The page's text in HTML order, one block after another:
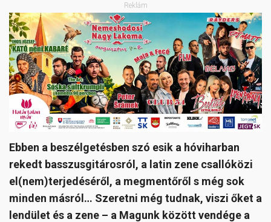
Reklám
Ebben a beszélgetésben szó esik a hóviharban
rekedt basszusgitárosról, a latin zene csallóközi
el(nem)terjedéséről, a megmentőről s még sok
minden másról… Szeretni még tudnak, viszi őket a
lendület és a zene – a Magunk között vendége a